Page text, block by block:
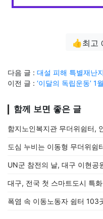
👍최고
다음 글 : 대설 피해 특별재난
이전 글 : ‘이달의 독립운동’ 1
함께 보면 좋은 글
함지노인복지관 무더위쉼터,
도심 누비는 이동형 무더위쉼
UN군 참전의 날, 대구 이현공
대구, 전국 첫 스마트도시 특
폭염 속 이동노동자 쉼터 103